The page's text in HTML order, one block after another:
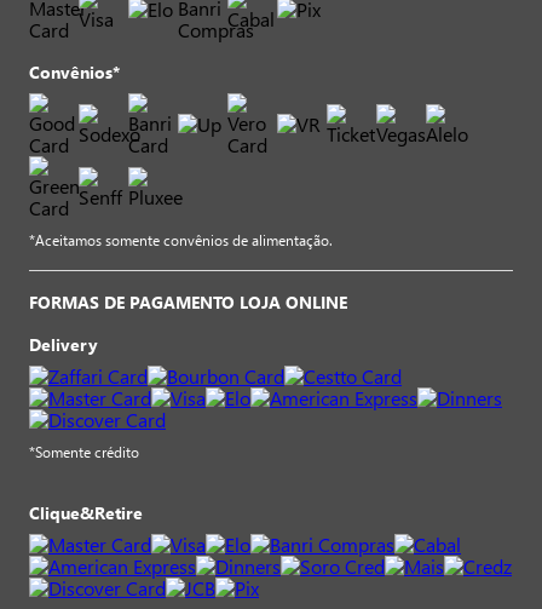
Convênios*
*Aceitamos somente convênios de alimentação.
FORMAS DE PAGAMENTO LOJA ONLINE
Delivery
*Somente crédito
Clique&Retire